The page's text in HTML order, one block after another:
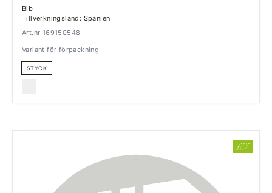
Bib
Tillverkningsland: Spanien
Art.nr 169150548
Variant för förpackning
STYCK